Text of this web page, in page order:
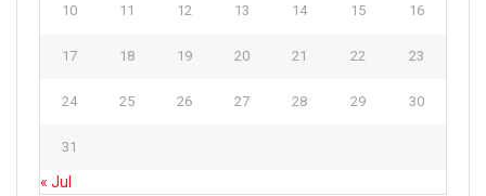
10 11 12 13 14 15 16
17 18 19 20 21 22 23
24 25 26 27 28 29 30
31
« Jul